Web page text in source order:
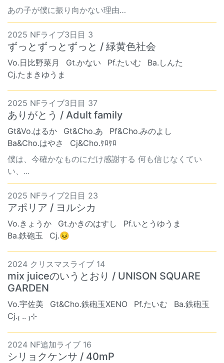
あの子が僕に振り向かない理由…
2025 NFライブ3日目 3
ずっとずっとずっと / 緑黄色社会
Vo.日比野菜月 Gt.かない Pf.たいむ
Ba.しんた
Cj.たまきゆうま
2025 NFライブ3日目 37
ありがとう / Adult family
Gt&Vo.はるか Gt&Cho.あ
Pf&Cho.みのよし
Ba&Cho.はやさ
Cj&Cho.ｹﾛｹﾛ
僕は、今確かなものにだけ感謝する 何も信じなくてい
い、...
2025 NFライブ2日目 23
アポリア / ヨルシカ
Vo.きょうか Gt.かきのはすし
Pf.いとうゆうま
Ba.鉄砲玉
Cj.😣
2024 クリスマスライブ 14
mix juiceのいうとおり / UNISON SQUARE
GARDEN
Vo.宇佐美 Gt&Cho.鉄砲玉XENO Pf.たいむ
Ba.鉄砲玉
Cj.₍ .. ₎⊹
2024 NF追加ライブ 16
シリョクケンサ / 40mP